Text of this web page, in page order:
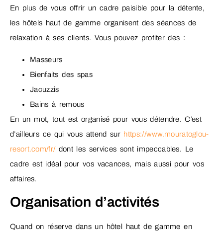
En plus de vous offrir un cadre paisible pour la détente,
les hôtels haut de gamme organisent des séances de
relaxation à ses clients. Vous pouvez profiter des :
Masseurs
Bienfaits des spas
Jacuzzis
Bains à remous
En un mot, tout est organisé pour vous détendre. C’est
d’ailleurs ce qui vous attend sur https://www.mouratoglou-
resort.com/fr/dont les services sont impeccables. Le
cadre est idéal pour vos vacances, mais aussi pour vos
affaires.
Organisation d’activités
Quand on réserve dans un hôtel haut de gamme en